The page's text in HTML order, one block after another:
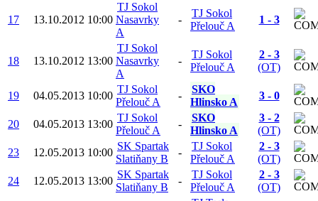
17 13.10.2012 10:00
TJ Sokol
Nasavrky
A
-
TJ Sokol
Přelouč A
1 - 3
18 13.10.2012 13:00
TJ Sokol
Nasavrky
A
-
TJ Sokol
Přelouč A
2 - 3
(OT)
19 04.05.2013 10:00
TJ Sokol
Přelouč A
-
SKO
Hlinsko A
3 - 0
20 04.05.2013 13:00
TJ Sokol
Přelouč A
-
SKO
Hlinsko A
3 - 2
(OT)
23
12.05.2013 10:00
SK Spartak
Slatiňany B
-
TJ Sokol
Přelouč A
2 - 3
(OT)
24
12.05.2013 13:00
SK Spartak
Slatiňany B
-
TJ Sokol
Přelouč A
2 - 3
(OT)